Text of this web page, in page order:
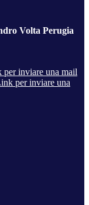
Volta Perugia
per inviare una mail
per inviare una